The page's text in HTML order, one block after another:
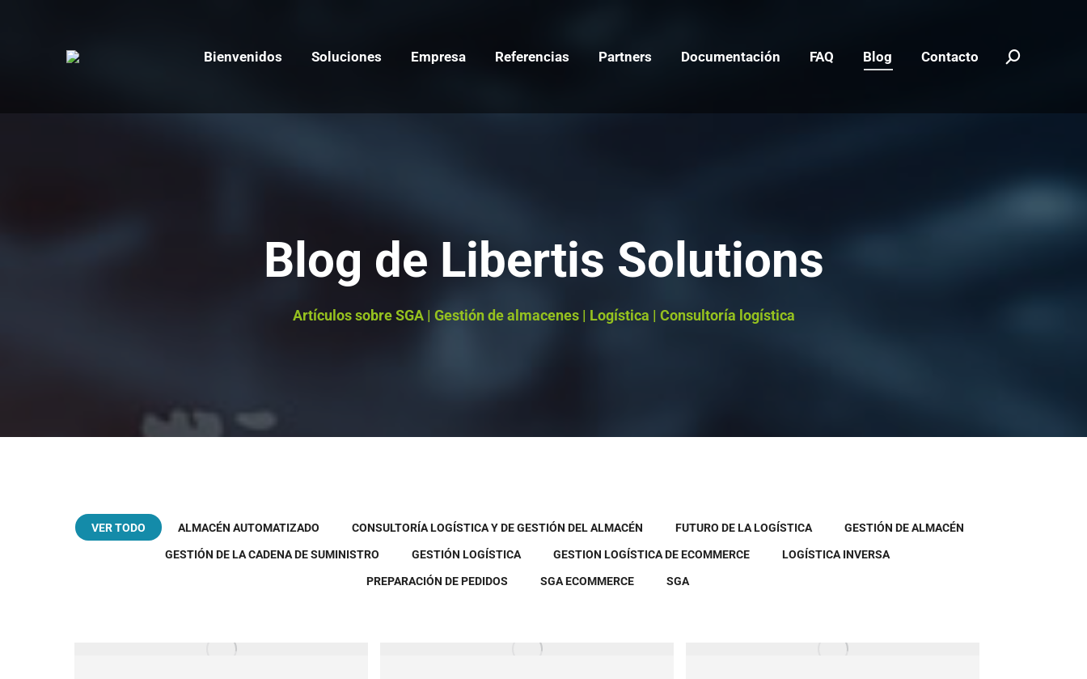
Bienvenidos Soluciones Empresa Referencias Partners Documentación FAQ Blog Contacto
Blog de Libertis Solutions
Artículos sobre SGA | Gestión de almacenes | Logística | Consultoría logística
VER TODO ALMACÉN AUTOMATIZADO CONSULTORÍA LOGÍSTICA Y DE GESTIÓN DEL ALMACÉN FUTURO DE LA LOGÍSTICA GESTIÓN DE ALMACÉN
GESTIÓN DE LA CADENA DE SUMINISTRO GESTIÓN LOGÍSTICA GESTION LOGÍSTICA DE ECOMMERCE LOGÍSTICA INVERSA
PREPARACIÓN DE PEDIDOS SGA ECOMMERCE SGA